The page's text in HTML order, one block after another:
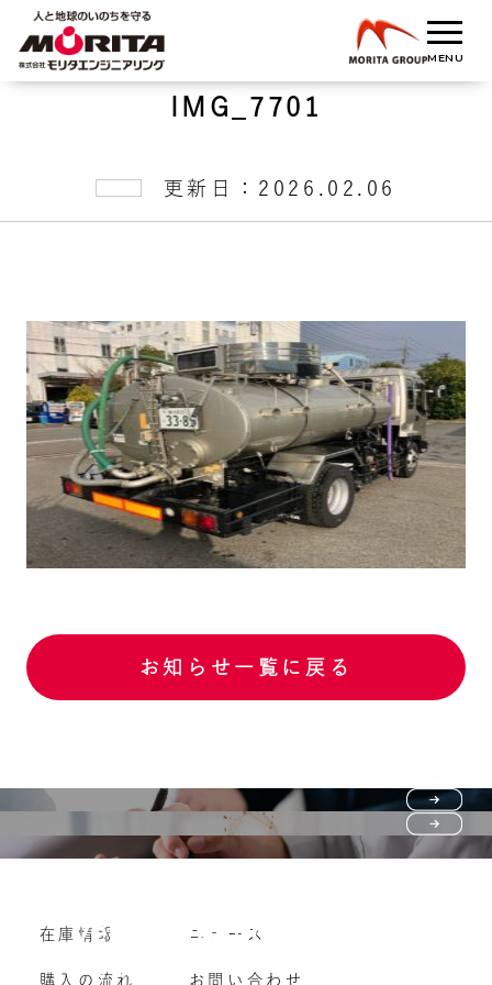
IMG_7701
更新日：2026.02.06
お知らせ一覧に戻る
購入の流れ
よくいただくご質問
Vehicle purchase
車両買い取り
在庫情報
購入の流れ
ニュース
お問い合わせ